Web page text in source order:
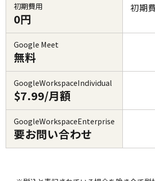
初期費用
0円
初期
Google Meet
無料
GoogleWorkspaceIndividual
$7.99/月額
GoogleWorkspaceEnterprise
要お問い合わせ